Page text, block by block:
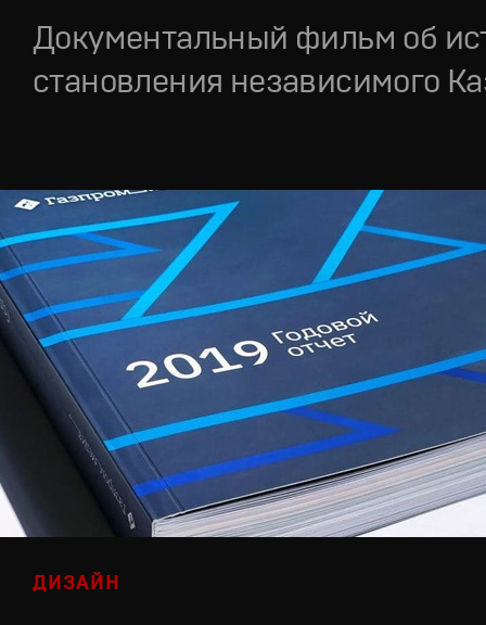
Документальный фильм об
становления независимого
ДИЗАЙН